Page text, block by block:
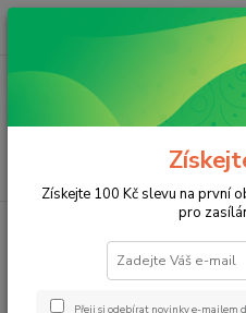
Pohádky v angličtině pro děti
Illustrated
Získejte 100 Kč slevu na první
pro
Přeji si odebírat novinky e-mailem